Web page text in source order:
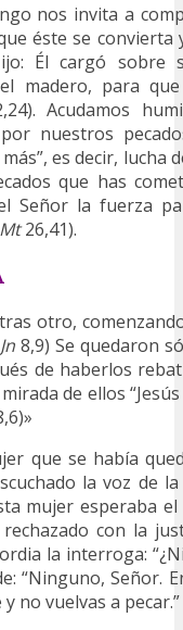
nos invita a
éste se convierta
Él cargó sobre
madero, para
Acudamos
nuestros
es decir, lucha
que has
Señor la fuerza
Mt26,41).
otro,
Jn 8,9) Se quedaron
de haberlos
de ellos
que se había
la voz de la
mujer esperaba
con la
la interroga:
“Ninguno, Señor.
no vuelvas a pecar.”